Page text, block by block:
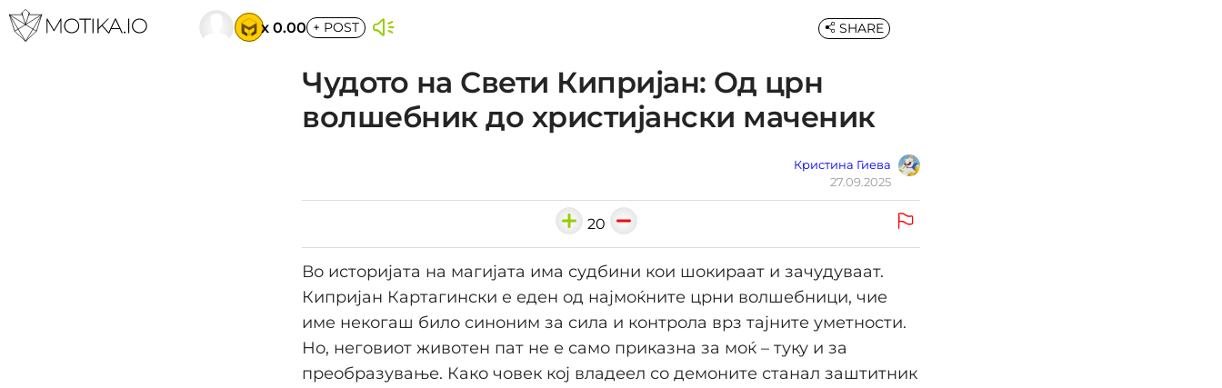
x 0.00 + POST
Чудото на Свети Кипријан: Од црн
волшебник до христијански маченик
Кристина Гиева
27.09.2025
SHARE
20
Во историјата на магијата има судбини кои шокираат и зачудуваат.
Кипријан Картагински е еден од најмоќните црни волшебници, чие
име некогаш било синоним за сила и контрола врз тајните уметности.
Но, неговиот животен пат нe е само приказна за моќ – туку и за
преобразување. Како човек кој владеел со демоните станал заштитник